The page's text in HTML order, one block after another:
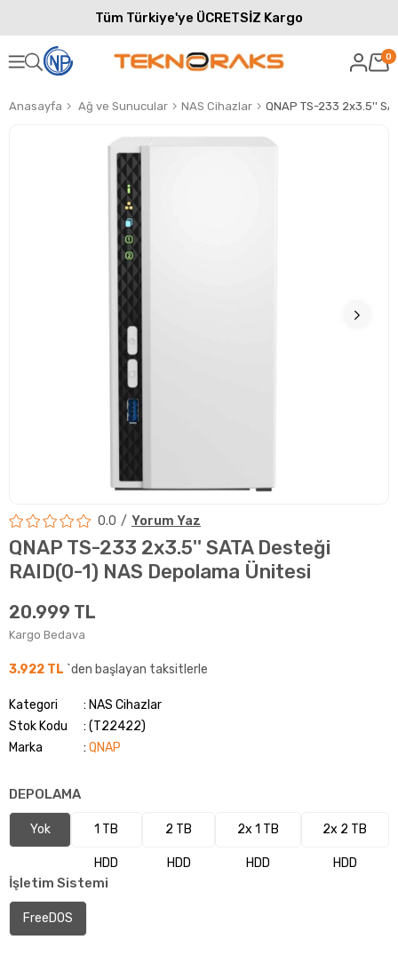
Tüm Türkiye'ye ÜCRETSİZ Kargo
0
Anasayfa Ağ ve Sunucular NAS Cihazlar
0.0 Yorum Yaz
QNAP TS-233 2x3.5'' SATA Desteği
RAID(0-1) NAS Depolama Ünitesi
20.999 TL
Kargo Bedava
3.922 TL `den başlayan taksitlerle
Kategori
NAS Cihazlar
Stok Kodu
(T22422)
Marka
: QNAP
DEPOLAMA
Yok 1 TB
HDD
2 TB
HDD
2x 1 TB
HDD
2x 2 TB
HDD
İşletim Sistemi
FreeDOS